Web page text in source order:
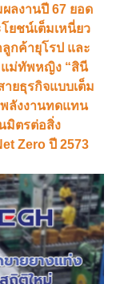
ลงานปี 67 ยอด
ยชน์เต็มเหนี่ยว
กค้ายุโรป และ
แม่ทัพหญิง “สินี
ยธุรกิจแบบเต็ม
ลังงานทดแทน
มิตรต่อสิ่ง
Zero ปี 2573